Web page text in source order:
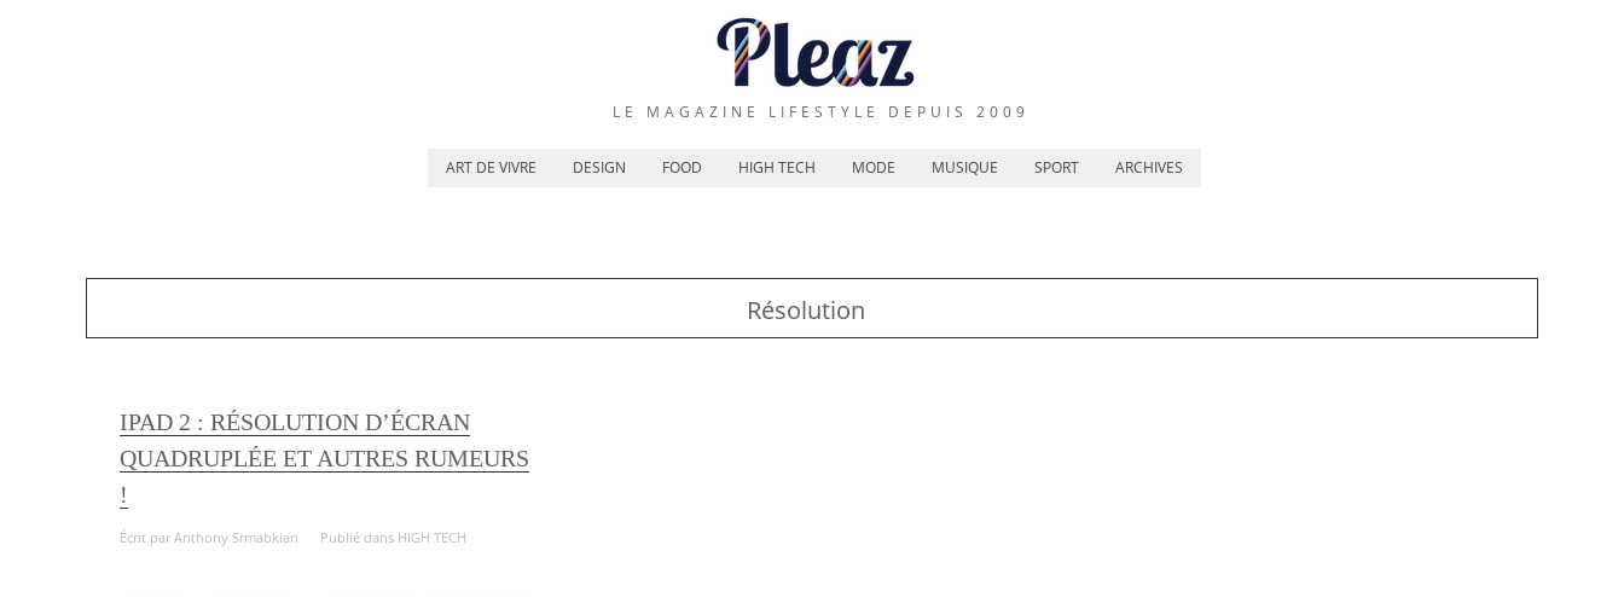
LE MAGAZINE LIFESTYLE DEPUIS 2009
ART DE VIVRE DESIGN FOOD HIGH TECH MODE MUSIQUE SPORT ARCHIVES
Résolution
IPAD 2 : RÉSOLUTION D’ÉCRAN
QUADRUPLÉE ET AUTRES RUMEURS
!
Écrit par Anthony Srmabkian Publié dans HIGH TECH